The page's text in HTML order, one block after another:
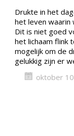
Drukte in het
het leven waarin
Dit is niet goed
het lichaam flink
mogelijk om de
gelukkig zijn er
oktober